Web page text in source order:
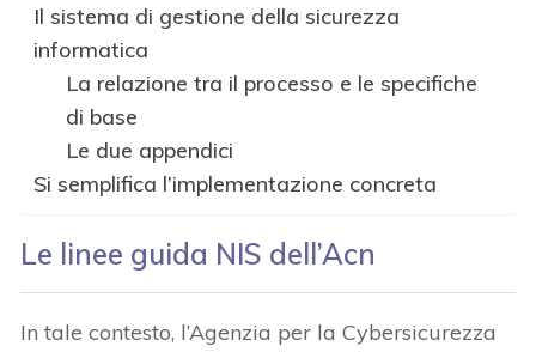
Il sistema di gestione della sicurezza
informatica
La relazione tra il processo e le specifiche
di base
Le due appendici
Si semplifica l’implementazione concreta
Le linee guida NIS dell’Acn
In tale contesto, l’Agenzia per la Cybersicurezza